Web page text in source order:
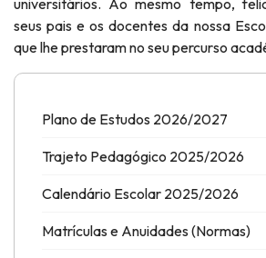
universitários. Ao mesmo tempo,
seus pais e os docentes da nossa
que lhe prestaram no seu percurso
Plano de Estudos 2026/2027
Trajeto Pedagógico 2025/2026
Calendário Escolar 2025/2026
Matrículas e Anuidades (Normas)